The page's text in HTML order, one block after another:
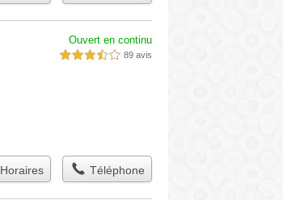
Ouvert en continu
3,5 étoiles sur 5 89 avis
Horaires Téléphone